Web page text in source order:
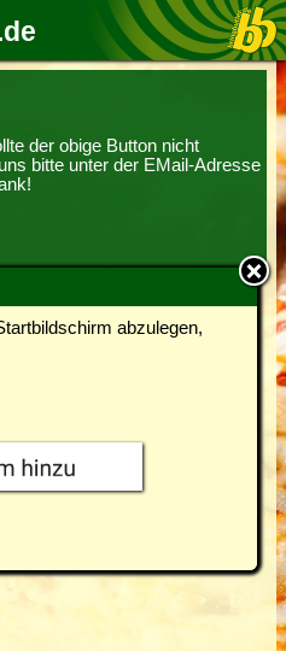
abzulegen,